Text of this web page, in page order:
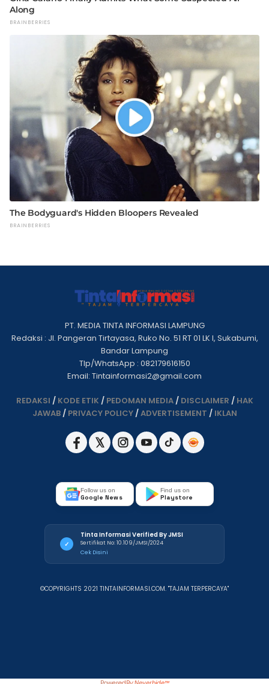
PT. MEDIA TINTA INFORMASI LAMPUNG
Redaksi : Jl. Pangeran Tirtayasa, Ruko No. 51 RT 01 LK I, Sukabumi,
Bandar Lampung
Tlp/WhatsApp : 082179616150
Email: Tintainformasi2@gmail.com
REDAKSI / KODE ETIK / PEDOMAN MEDIA/ DISCLAIMER / HAK
JAWAB/ PRIVACY POLICY/ADVERTISEMENT / IKLAN
Follow us on
Google News
Find us on
Playstore
✓
Tinta Informasi Verified By JMSI
Sertifikat No: 10.109/JMSI/2024
Cek Disini
©COPYRIGHTS 2021 TINTAINFORMASI.COM. "TAJAM TERPERCAYA"